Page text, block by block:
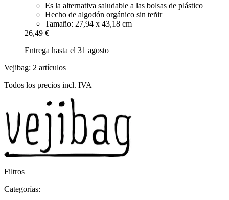
Es la alternativa saludable a las bolsas de plástico
Hecho de algodón orgánico sin teñir
Tamaño: 27,94 x 43,18 cm
26,49 €
Entrega hasta el 31 agosto
Vejibag: 2 artículos
Todos los precios incl. IVA
Filtros
Categorías: